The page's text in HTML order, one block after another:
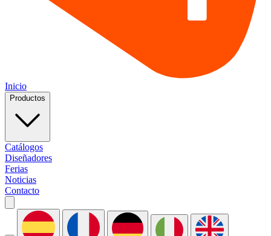
Inicio
Productos
Catálogos
Diseñadores
Ferias
Noticias
Contacto